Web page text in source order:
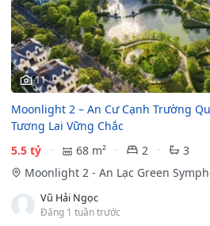
11
Moonlight 2 – An Cư Cạnh Trường
Tương Lai Vững Chắc
5.5 tỷ
68 m² 2
3
Moonlight 2 - An Lạc Green
Vũ Hải Ngọc
Đăng 1 tuần trước